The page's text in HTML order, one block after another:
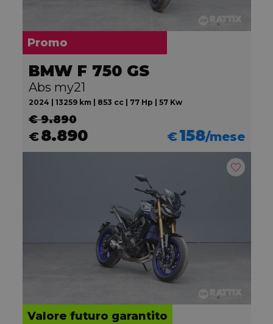
Promo
BMW F 750 GS
Abs my21
2024 | 13259 km | 853 cc | 77 Hp | 57 Kw
€ 9.890
€8.890 €158/mese
Valore futuro garantito